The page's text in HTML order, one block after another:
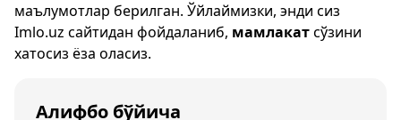
маълумотлар берилган. Ўйлаймизки, энди сиз
Imlo.uz сайтидан фойдаланиб, мамлакатсўзини
хатосиз ёза оласиз.
Алифбо бўйича